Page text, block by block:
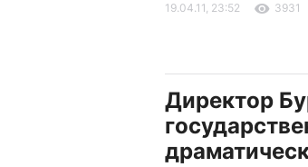
19.04.11, 23:52 3931
Директор